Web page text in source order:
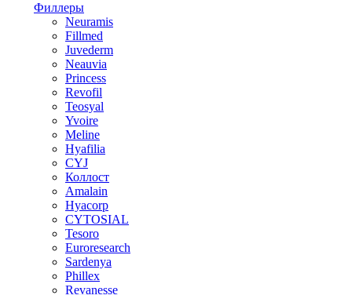
Филлеры
Neuramis
Fillmed
Juvederm
Neauvia
Princess
Revofil
Teosyal
Yvoire
Meline
Hyafilia
CYJ
Коллост
Amalain
Hyacorp
CYTOSIAL
Tesoro
Euroresearch
Sardenya
Phillex
Revanesse